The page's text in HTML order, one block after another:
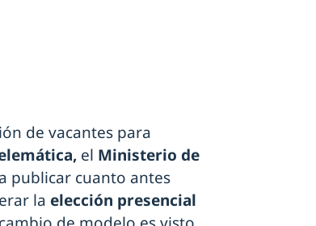
de vacantes para
el Ministerio de
publicar cuanto antes
la elección presencial